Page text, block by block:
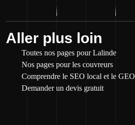
Aller plus loin
Toutes nos pages pour Lalinde
Nos pages pour les couvreurs
Comprendre le SEO local et le GEO
Demander un devis gratuit